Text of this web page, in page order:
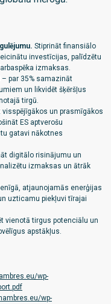
Stiprināt finansiālo
investīcijas, palīdzētu
izmaksas.
par 35% samazināt
un likvidēt šķēršļus
tirgū.
visspējīgākos un prasmīgākos
ES aptverošu
gatavi nākotnes
digitālo risinājumu un
izmaksas un ātrāk
atjaunojamās enerģijas
uzticamu piekļuvi tīrajai
vienotā tirgus potenciālu un
apstākļus.
wp-
wp-